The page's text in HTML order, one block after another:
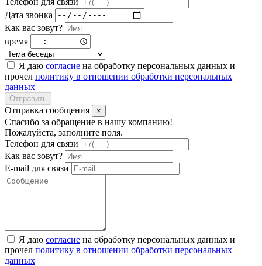
Дата звонка
Как вас зовут?
время
Я даю согласие на обработку персональных данных и
прочел политику в отношении обработки персональных
данных
Отправить
Отправка сообщения ×
Спасибо за обращение в нашу компанию!
Пожалуйста, заполните поля.
Телефон для связи
Как вас зовут?
E-mail для связи
Я даю согласие на обработку персональных данных и
прочел политику в отношении обработки персональных
данных